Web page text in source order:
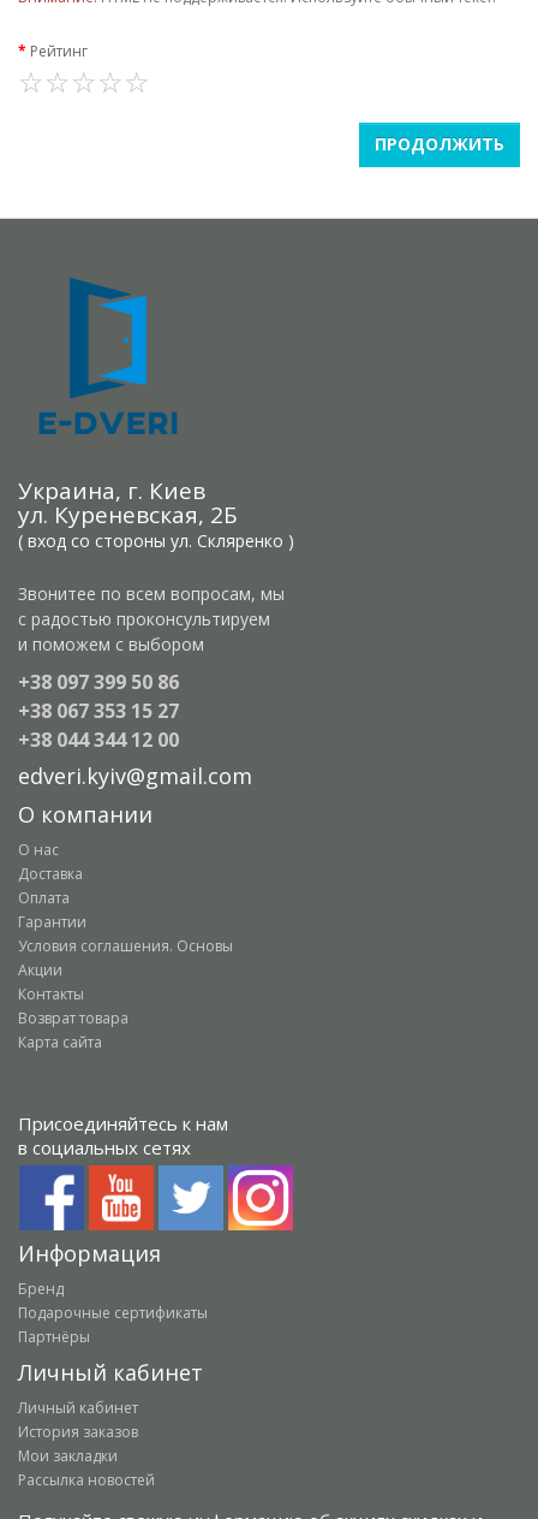
Рейтинг
ПРОДОЛЖИТЬ
Украина, г. Киев
ул. Куреневская, 2Б
( вход со стороны ул. Скляренко )
Звонитее по всем вопросам, мы
с радостью проконсультируем
и поможем с выбором
+38 097 399 50 86
+38 067 353 15 27
+38 044 344 12 00
edveri.kyiv@gmail.com
О компании
О нас
Доставка
Оплата
Гарантии
Условия соглашения. Основы
Акции
Контакты
Возврат товара
Карта сайта
Присоединяйтесь к нам
в социальных сетях
Информация
Бренд
Подарочные сертификаты
Партнёры
Личный кабинет
Личный кабинет
История заказов
Мои закладки
Рассылка новостей